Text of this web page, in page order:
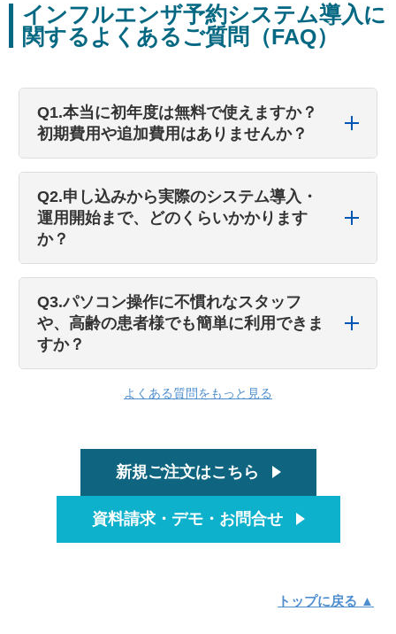
インフルエンザ予約システム導入に
関するよくあるご質問（FAQ）
Q1.本当に初年度は無料で使えますか？
初期費用や追加費用はありませんか？
Q2.申し込みから実際のシステム導入・
運用開始まで、どのくらいかかります
か？
Q3.パソコン操作に不慣れなスタッフ
や、高齢の患者様でも簡単に利用できま
すか？
よくある質問をもっと見る
新規ご注文はこちら
資料請求・デモ・お問合せ
トップに戻る ▲